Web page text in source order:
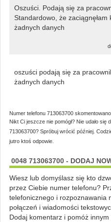
Oszuści. Podają się za
Standardowo, że
żadnych danych
oszuści podają się za
żadnych danych
Numer telefonu 713063700
Nikt Ci jeszcze nie pomógł? Nie udało się
713063700? Spróbuj wrócić później.
jutro ktoś odpowie.
0048 713063700 - DODAJ
Wiesz lub domyślasz się kto
przez Ciebie numer telefonu?
telefonicznego i rozpoznawania
połączeń i wiadomości
Dodaj komentarz i pomóż innym